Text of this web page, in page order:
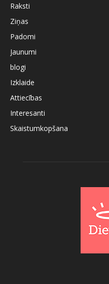
Raksti
Ziņas
Padomi
Jaunumi
blogi
Izklaide
Attiecības
Interesanti
Skaistumkopšana